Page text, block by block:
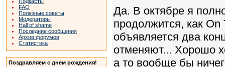
FAQ
Полезные советы
Модераторы
Hall of shame
Последние сообщения
Архив форумов
Статистика
Поздравляем с днем рождения!
Да. В октябре я
продолжится, как
объявляется два
отменяют... Хорошо
а то вообще бы